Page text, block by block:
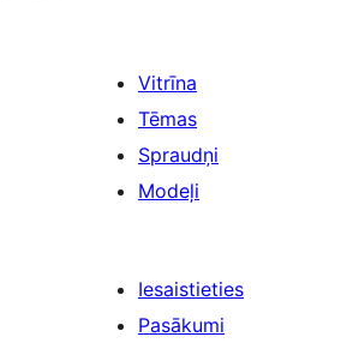
Vitrīna
Tēmas
Spraudņi
Modeļi
Iesaistieties
Pasākumi